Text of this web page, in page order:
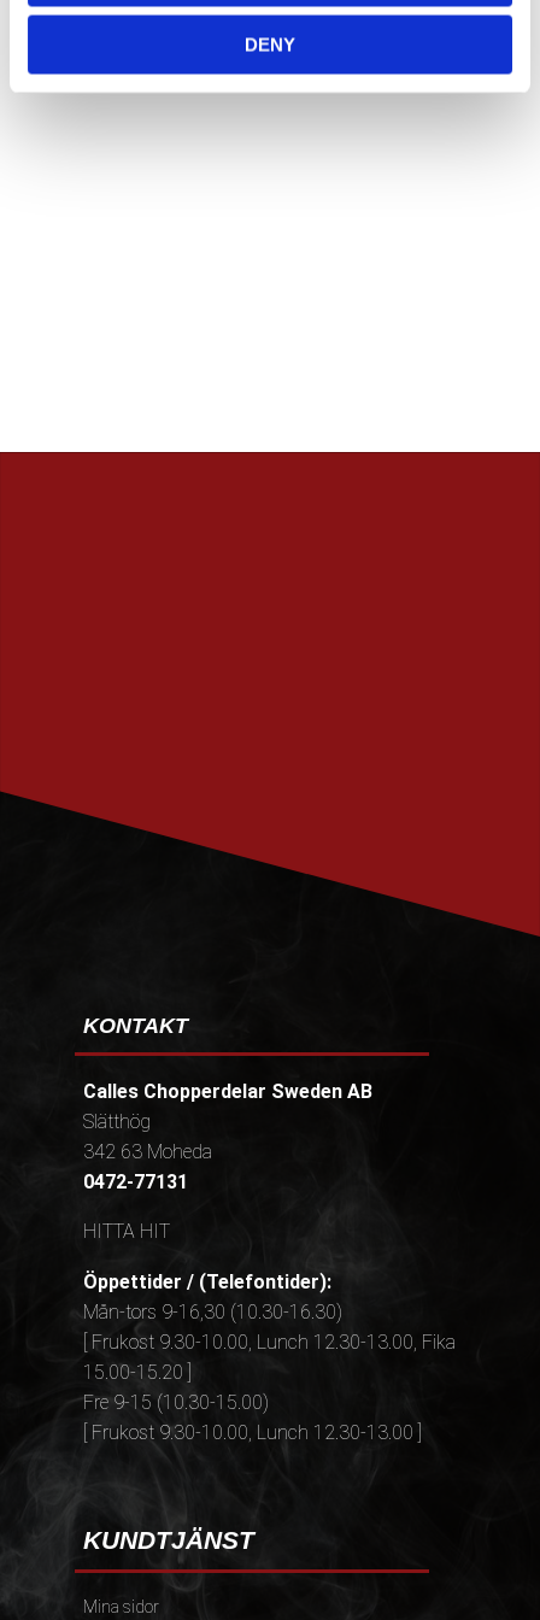
DENY
Vill du handla i butik så rekommenderar vi att ni ringer
KONTAKT
Calles Chopperdelar Sweden AB
Slätthög
342 63 Moheda
0472-77131
HITTA HIT
Öppettider / (Telefontider):
Mån-tors 9-16,30 (10.30-16.30)
[ Frukost 9.30-10.00, Lunch 12.30-13.00, Fika
15.00-15.20 ]
Fre 9-15 (10.30-15.00)
[ Frukost 9.30-10.00, Lunch 12.30-13.00 ]
KUNDTJÄNST
Mina sidor